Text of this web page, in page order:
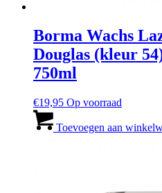
Borma Wachs
Douglas (kleur
750ml
€19,95 Op voorraad
Toevoegen aan